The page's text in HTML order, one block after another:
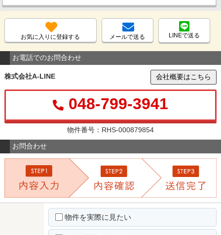
お気に入りに登録する メールで送る LINEで送る
お電話でのお問合わせ
株式会社A-LINE 会社概要はこちら
048-799-3941
物件番号：RHS-000879854
お問合わせ
物件を実際に見たい